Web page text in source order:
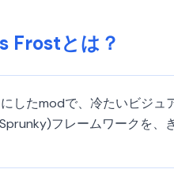
Frostとは？
たmodで、冷たいビジュ
フレームワークを、